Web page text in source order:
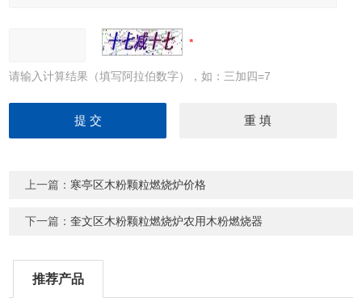
请输入计算结果（填写阿拉伯数字），如：三加四=7
上一篇： 寒亭区木粉颗粒燃烧炉价格
下一篇：奎文区木粉颗粒燃烧炉农用木粉燃烧器
推荐产品